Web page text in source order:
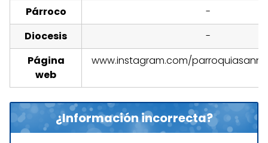
Párroco
-
Diocesis
-
Página
web
www.instagram.com/
¿Información incorrecta?